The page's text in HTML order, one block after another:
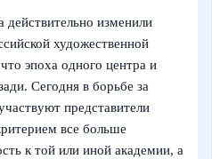
изменили
художественной
эпоха одного центра и
Сегодня в борьбе за
представители
все больше
к той или иной академии, а